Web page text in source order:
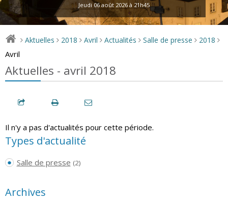
Jeudi 06 août 2026 à 21h45
> Aktuelles > 2018 > Avril > Actualités > Salle de presse > 2018 >
Avril
Aktuelles - avril 2018
Il n'y a pas d'actualités pour cette période.
Types d'actualité
Salle de presse (2)
Archives